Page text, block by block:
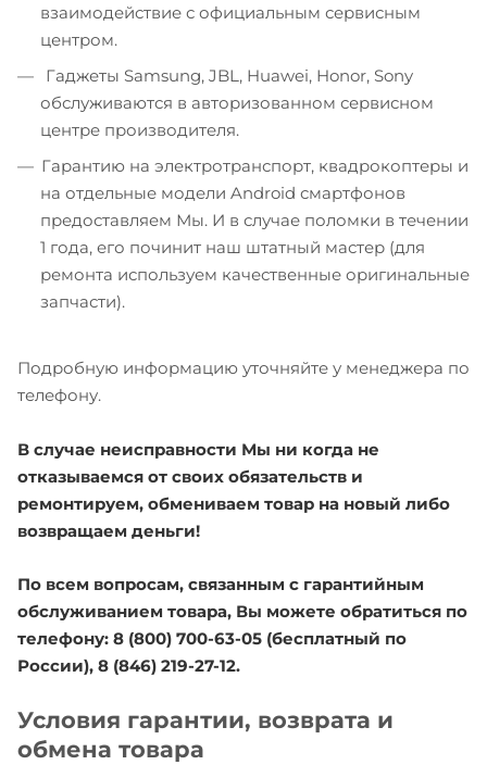
взаимодействие с официальным сервисным
центром.
Гаджеты Samsung, JBL, Huawei, Honor, Sony
обслуживаются в авторизованном сервисном
центре производителя.
Гарантию на электротранспорт, квадрокоптеры и
на отдельные модели Android смартфонов
предоставляем Мы. И в случае поломки в течении
1 года, его починит наш штатный мастер (для
ремонта используем качественные оригинальные
запчасти).
Подробную информацию уточняйте у менеджера по
телефону.
В случае неисправности Мы ни когда не
отказываемся от своих обязательств и
ремонтируем, обмениваем товар на новый либо
возвращаем деньги!
По всем вопросам, связанным с гарантийным
обслуживанием товара, Вы можете обратиться по
телефону: 8 (800) 700-63-05 (бесплатный по
России), 8 (846) 219-27-12.
Условия гарантии, возврата и
обмена товара